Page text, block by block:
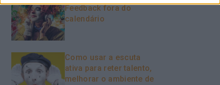
Feedback fora do
calendário
Como usar a escuta
ativa para reter talento,
melhorar o ambiente de